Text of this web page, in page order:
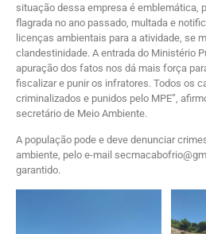
situação dessa empresa é emblemática,
flagrada no ano passado, multada e
licenças ambientais para a atividade, se
clandestinidade. A entrada do Ministério
apuração dos fatos nos dá mais força
fiscalizar e punir os infratores. Todos os
criminalizados e punidos pelo MPE”,
secretário de Meio Ambiente.
A população pode e deve denunciar
ambiente, pelo e-mail
garantido.